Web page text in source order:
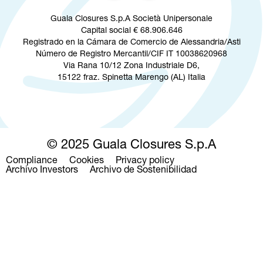
Guala Closures S.p.A Società Unipersonale
Capital social € 68.906.646
Registrado en la Cámara de Comercio de Alessandria/Asti
Número de Registro Mercantil/CIF IT 10038620968
Via Rana 10/12 Zona Industriale D6,
15122 fraz. Spinetta Marengo (AL) Italia
© 2025 Guala Closures S.p.A
Footer
Compliance Cookies
Privacy policy
Archivo Investors
Archivo de Sostenibilidad